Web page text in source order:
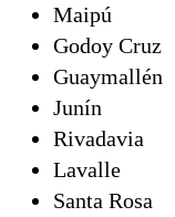
Maipú
Godoy Cruz
Guaymallén
Junín
Rivadavia
Lavalle
Santa Rosa